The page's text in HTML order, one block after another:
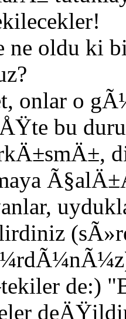
ne oldu ki
onlar o
bu
de:)